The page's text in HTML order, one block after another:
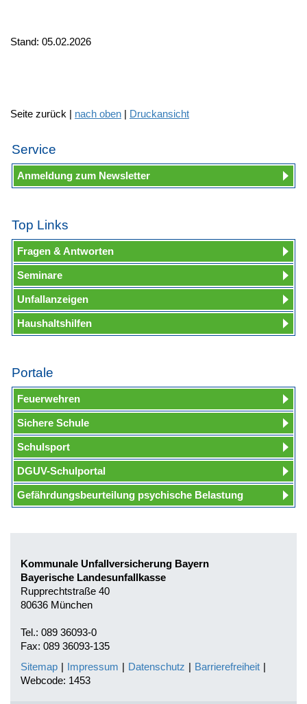
Stand: 05.02.2026
Seite zurück | nach oben | Druckansicht
Service
Anmeldung zum Newsletter
Top Links
Fragen & Antworten
Seminare
Unfallanzeigen
Haushaltshilfen
Portale
Feuerwehren
Sichere Schule
Schulsport
DGUV-Schulportal
Gefährdungsbeurteilung psychische Belastung
Kommunale Unfallversicherung Bayern
Bayerische Landesunfallkasse
Rupprechtstraße 40
80636 München
Tel.: 089 36093-0
Fax: 089 36093-135
Sitemap | Impressum | Datenschutz | Barrierefreiheit |
Webcode: 1453